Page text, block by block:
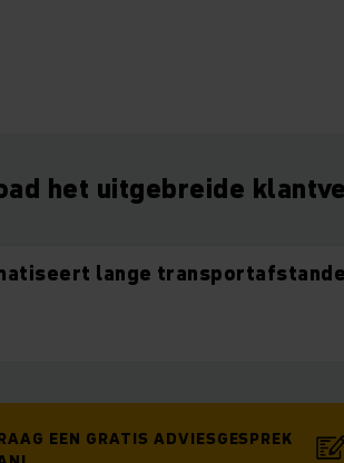
het uitgebreide
lange
EEN GRATIS ADVIESGESPREK